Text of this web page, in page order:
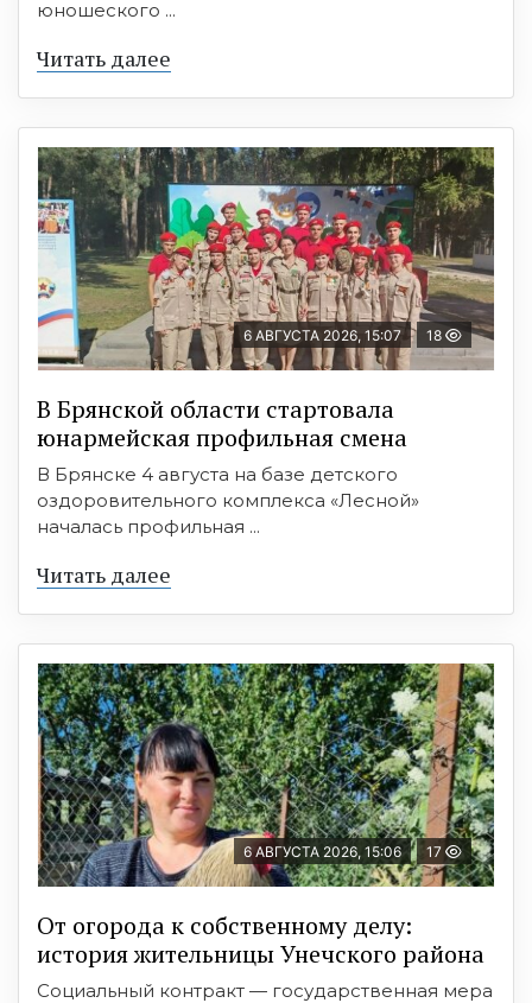
юношеского ...
Читать далее
6 АВГУСТА 2026, 15:07 18
В Брянской области стартовала
юнармейская профильная смена
В Брянске 4 августа на базе детского
оздоровительного комплекса «Лесной»
началась профильная ...
Читать далее
6 АВГУСТА 2026, 15:06 17
От огорода к собственному делу:
история жительницы Унечского района
Социальный контракт — государственная мера